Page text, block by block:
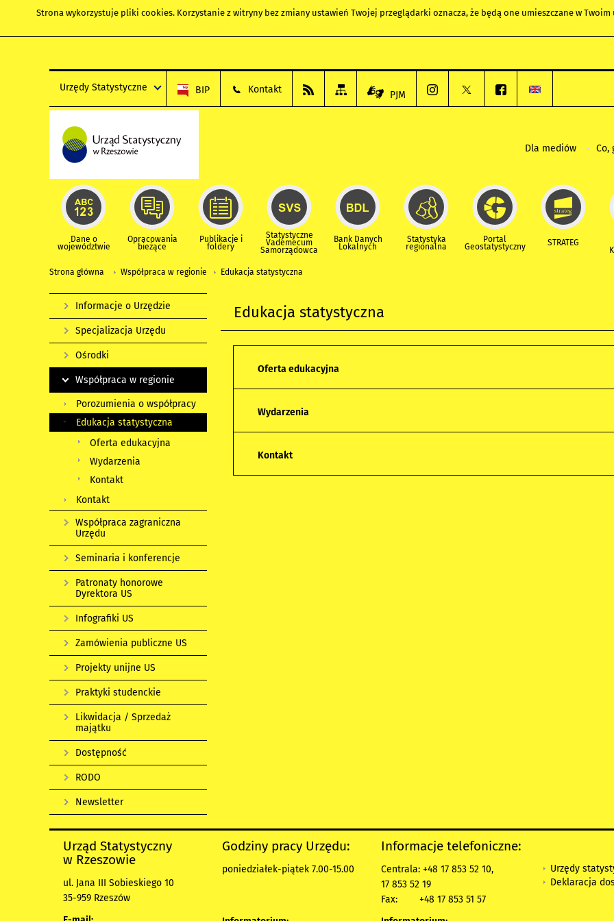
Strona wykorzystuje pliki cookies. Korzystanie z witryny bez zmiany ustawień Twojej przeglądarki oznacza, że będą one umieszczane w
Urzędy Statystyczne BIP Kontakt PJM
Dla mediów Co,
Dane o
województwie
Opracowania
bieżące
Publikacje i
foldery
Statystyczne
Vademecum
Samorządowca
Bank Danych
Lokalnych
Statystyka
regionalna
Portal
Geostatystyczny STRATEG
Strona główna Współpraca w regionie Edukacja statystyczna
Edukacja statystyczna
Oferta edukacyjna
Wydarzenia
Kontakt
Informacje o Urzędzie
Specjalizacja Urzędu
Ośrodki
Współpraca w regionie
Porozumienia o współpracy
Edukacja statystyczna
Oferta edukacyjna
Wydarzenia
Kontakt
Kontakt
Współpraca zagraniczna
Urzędu
Seminaria i konferencje
Patronaty honorowe
Dyrektora US
Infografiki US
Zamówienia publiczne US
Projekty unijne US
Praktyki studenckie
Likwidacja / Sprzedaż
majątku
Dostępność
RODO
Newsletter
Urząd Statystyczny
w Rzeszowie
ul. Jana III Sobieskiego 10
35-959 Rzeszów
Godziny pracy Urzędu:
poniedziałek-piątek 7.00-15.00
Informacje telefoniczne:
Centrala: +48 17 853 52 10,
17 853 52 19
Fax:
+48 17 853 51 57
Urzędy
Deklaracja